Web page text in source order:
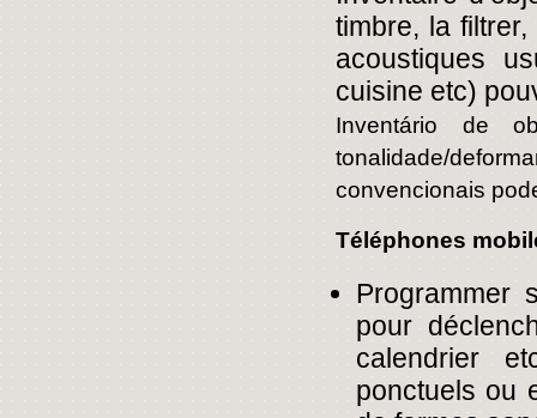
timbre, la
acoustiques
cuisine etc)
Inventário de
tonalidade/
convencionais
Téléphones
Programmer
pour
calendrier
ponctuels ou